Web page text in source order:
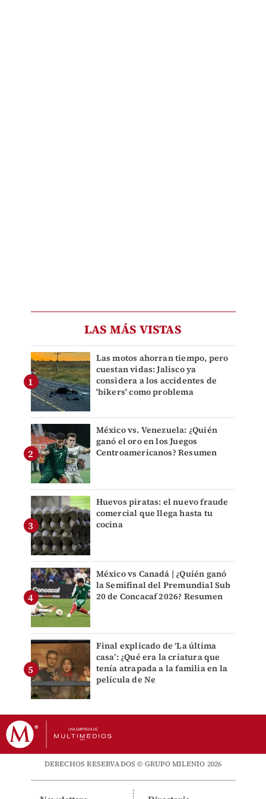
LAS MÁS VISTAS
Las motos ahorran tiempo, pero
cuestan vidas: Jalisco ya
considera a los accidentes de
'bikers' como problema
México vs. Venezuela: ¿Quién
ganó el oro en los Juegos
Centroamericanos? Resumen
Huevos piratas: el nuevo fraude
comercial que llega hasta tu
cocina
México vs Canadá | ¿Quién ganó
la Semifinal del Premundial Sub
20 de Concacaf 2026? Resumen
Final explicado de ‘La última
casa’: ¿Qué era la criatura que
tenía atrapada a la familia en la
película de Ne
DERECHOS RESERVADOS © GRUPO MILENIO 2026